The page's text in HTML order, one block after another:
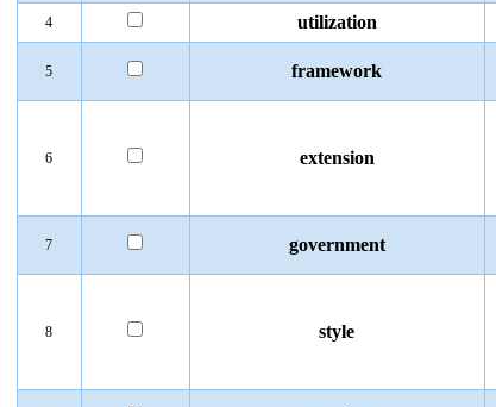
4 utilization
5 framework
6 extension
7 government
8 style